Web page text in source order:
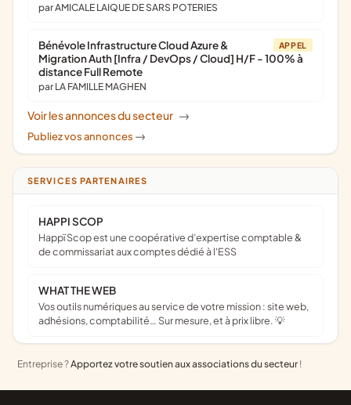
par AMICALE LAIQUE DE SARS POTERIES
APPEL
Bénévole Infrastructure Cloud Azure &
Migration Auth [Infra / DevOps / Cloud] H/F - 100% à
distance Full Remote
par LA FAMILLE MAGHEN
Voir les annonces du secteur ->
Publiez vos annonces ->
SERVICES PARTENAIRES
HAPPI SCOP
Happï Scop est une coopérative d’expertise comptable &
de commissariat aux comptes dédié à l'ESS
WHAT THE WEB
Vos outils numériques au service de votre mission : site web,
adhésions, comptabilité… Sur mesure, et à prix libre. 💡
Entreprise ?Apportez votre soutien aux associations du secteur !